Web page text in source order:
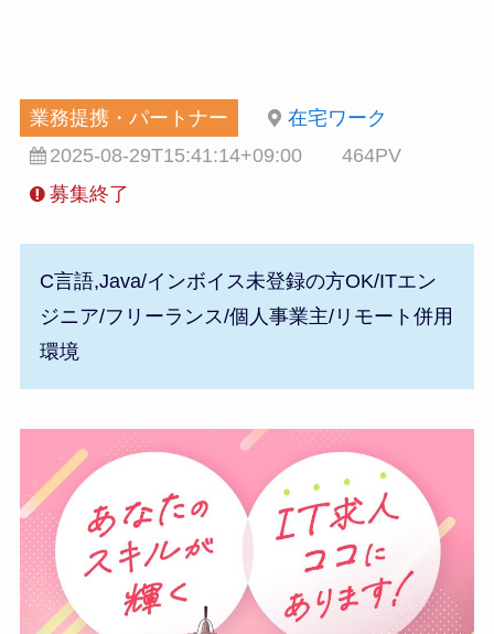
業務提携・パートナー
在宅ワーク
2025-08-29T15:41:14+09:00
464PV
募集終了
C言語,Java/インボイス未登録の方OK/ITエン
ジニア/フリーランス/個人事業主/リモート併用
環境